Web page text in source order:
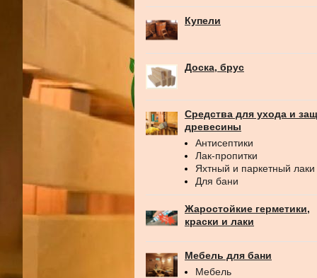
Купели
Доска, брус
Средства для ухода и
древесины
Антисептики
Лак-пропитки
Яхтный и паркетный лаки
Для бани
Жаростойкие герметики,
краски и лаки
Мебель для бани
Мебель